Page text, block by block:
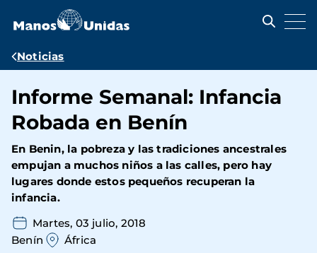
contenido
Ruta
navegación
Noticias
Informe Semanal: Infancia
Robada en Benín
En Benin, la pobreza y las tradiciones ancestrales
empujan a muchos niños a las calles, pero hay
lugares donde estos pequeños recuperan la
infancia.
Martes, 03 julio, 2018
Benín
África